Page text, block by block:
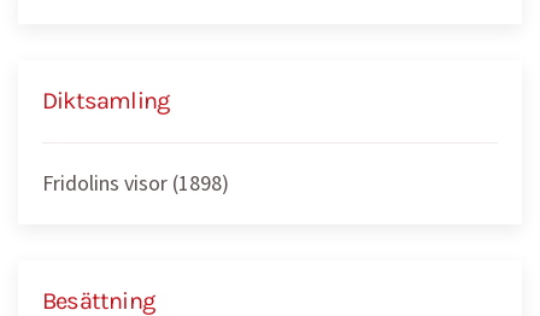
Diktsamling
Fridolins visor (1898)
Besättning